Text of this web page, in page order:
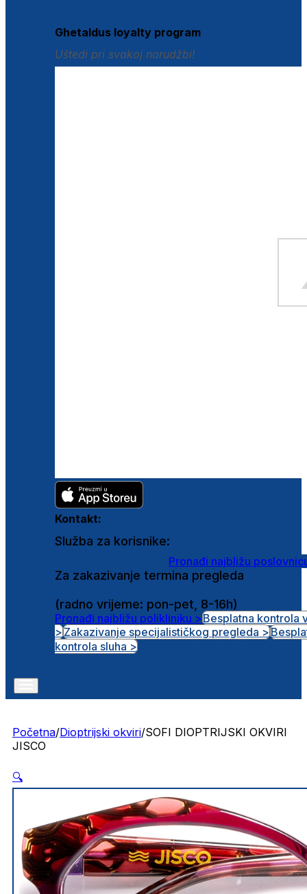
Ghetaldus loyalty program
Uštedi pri svakoj narudžbi!
Kontakt:
Služba za korisnike:
Pronađi najbližu
Za zakazivanje termina pregleda
(radno vrijeme: pon-pet, 8-16h)
Pronađi najbližu polikliniku >Besplatna kontrola
>Zakazivanje specijalističkog pregleda >
kontrola sluha >
Početna/Dioptrijski okviri/SOFI DIOPTRIJSKI OKVIRI
JISCO
🔍